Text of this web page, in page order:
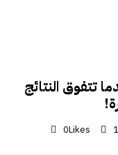
تتفوق النتائج
0Likes